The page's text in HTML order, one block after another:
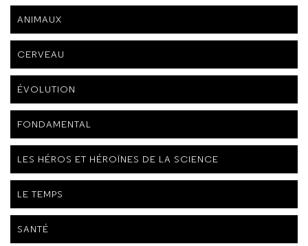
ANIMAUX
CERVEAU
ÉVOLUTION
FONDAMENTAL
LES HÉROS ET HÉROÏNES DE LA SCIENCE
LE TEMPS
SANTÉ